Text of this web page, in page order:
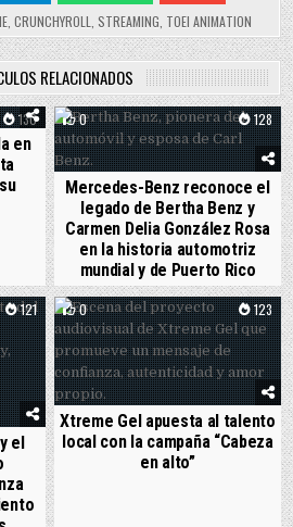
, CRUNCHYROLL STREAMING TOEI ANIMATION
RELACIONADOS
130
en
0 128
Mercedes-Benz reconoce el
legado de Bertha Benz y
Carmen Delia González Rosa
en la historia automotriz
mundial y de Puerto Rico
121
el
0 123
Xtreme Gel apuesta al talento
local con la campaña “Cabeza
en alto”